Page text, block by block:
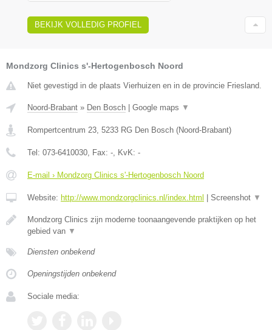
BEKIJK VOLLEDIG PROFIEL
Mondzorg Clinics s'-Hertogenbosch Noord
Niet gevestigd in de plaats Vierhuizen en in de provincie Friesland.
Noord-Brabant » Den Bosch Google maps ▼
Rompertcentrum 23, 5233 RG Den Bosch (Noord-Brabant)
Tel: 073-6410030, Fax: -, KvK: -
E-mail › Mondzorg Clinics s'-Hertogenbosch Noord
Website: http://www.mondzorgclinics.nl/index.html Screenshot ▼
Mondzorg Clinics zijn moderne toonaangevende praktijken op het
gebied van ▼
Diensten onbekend
Openingstijden onbekend
Sociale media: